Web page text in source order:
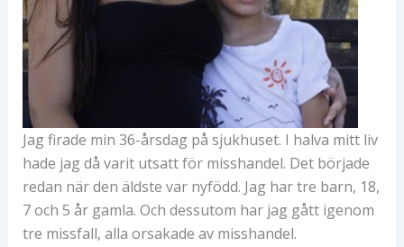
Jag firade min 36-årsdag på sjukhuset. I halva mitt liv
hade jag då varit utsatt för misshandel. Det började
redan när den äldste var nyfödd. Jag har tre barn, 18,
7 och 5 år gamla. Och dessutom har jag gått igenom
tre missfall, alla orsakade av misshandel.